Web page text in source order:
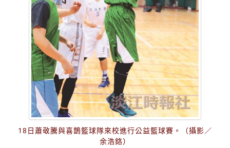
18日蕭敬騰與喜鵲籃球隊來校進行公益籃球賽。（攝影／
余浩鉻）